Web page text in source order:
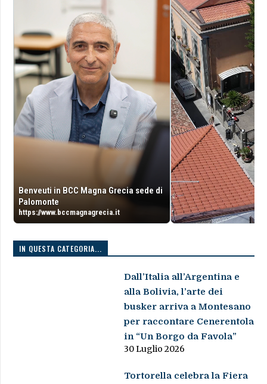
Benveuti in BCC Magna Grecia sede di
Palomonte
https://www.bccmagnagrecia.it
IN QUESTA CATEGORIA...
Dall’Italia all’Argentina e
alla Bolivia, l’arte dei
busker arriva a Montesano
per raccontare Cenerentola
in “Un Borgo da Favola”
30 Luglio 2026
Tortorella celebra la Fiera